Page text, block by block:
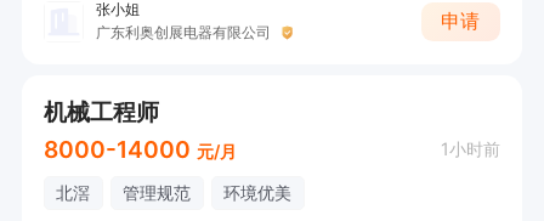
张小姐
广东利奥创展电器有限公司
申请
机械工程师
8000-14000 元/月 1小时前
北滘 管理规范 环境优美